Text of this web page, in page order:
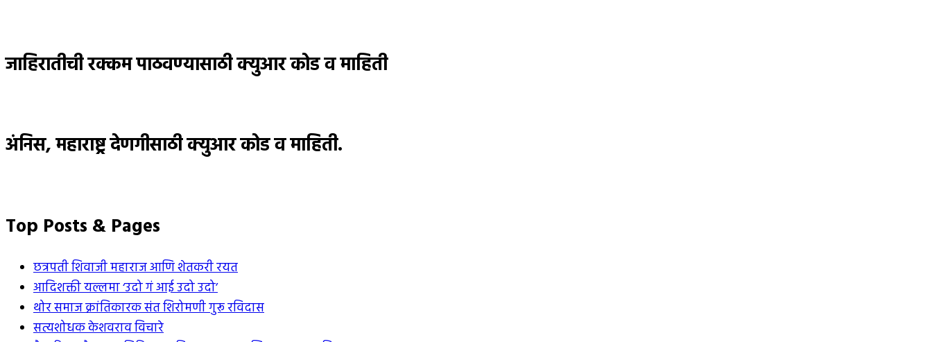
जाहिरातीची रक्कम पाठवण्यासाठी क्युआर कोड व माहिती
अंनिस, महाराष्ट्र देणगीसाठी क्युआर कोड व माहिती.
Top Posts & Pages
छत्रपती शिवाजी महाराज आणि शेतकरी रयत
आदिशक्ती यल्लमा ‘उदो गं आई उदो उदो’
थोर समाज क्रांतिकारक संत शिरोमणी गुरू रविदास
सत्यशोधक केशवराव विचारे